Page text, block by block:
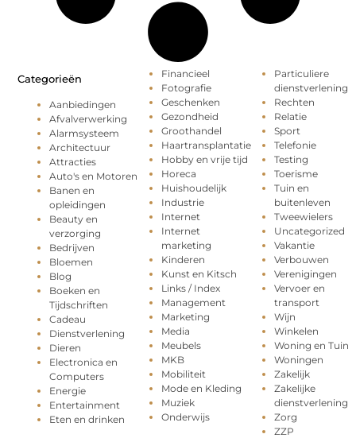
Categorieën
Aanbiedingen
Afvalverwerking
Alarmsysteem
Architectuur
Attracties
Auto's en Motoren
Banen en
opleidingen
Beauty en
verzorging
Bedrijven
Bloemen
Blog
Boeken en
Tijdschriften
Cadeau
Dienstverlening
Dieren
Electronica en
Computers
Energie
Entertainment
Eten en drinken
Financieel
Fotografie
Geschenken
Gezondheid
Groothandel
Haartransplantatie
Hobby en vrije tijd
Horeca
Huishoudelijk
Industrie
Internet
Internet
marketing
Kinderen
Kunst en Kitsch
Links / Index
Management
Marketing
Media
Meubels
MKB
Mobiliteit
Mode en Kleding
Muziek
Onderwijs
Particuliere
dienstverlening
Rechten
Relatie
Sport
Telefonie
Testing
Toerisme
Tuin en
buitenleven
Tweewielers
Uncategorized
Vakantie
Verbouwen
Verenigingen
Vervoer en
transport
Wijn
Winkelen
Woning en Tuin
Woningen
Zakelijk
Zakelijke
dienstverlening
Zorg
ZZP